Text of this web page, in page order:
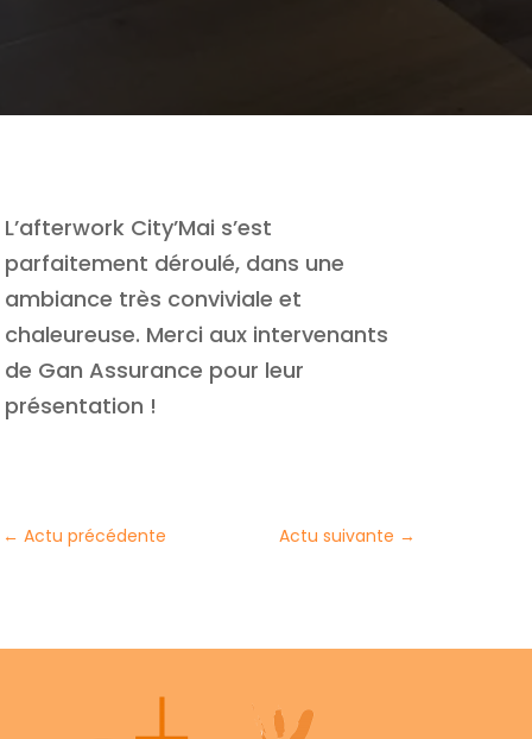
L’afterwork City’Mai s’est
parfaitement déroulé, dans une
ambiance très conviviale et
chaleureuse. Merci aux intervenants
de Gan Assurance pour leur
présentation !
← Actu précédente Actu suivante →